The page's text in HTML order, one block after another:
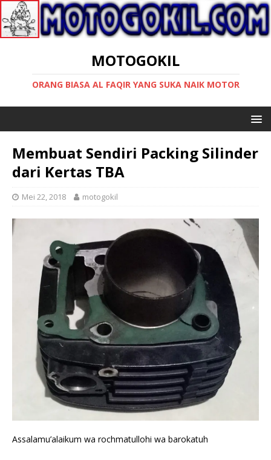
MOTOGOKIL
ORANG BIASA AL FAQIR YANG SUKA NAIK MOTOR
Membuat Sendiri Packing Silinder
dari Kertas TBA
Mei 22, 2018 motogokil
Assalamu’alaikum wa rochmatullohi wa barokatuh